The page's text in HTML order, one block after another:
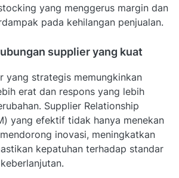
yang menggerus margin dan
pada kehilangan penjualan.
supplier yang kuat
yang strategis memungkinkan
erat dan respons yang lebih
Supplier Relationship
yang efektif tidak hanya menekan
inovasi, meningkatkan
kepatuhan terhadap standar